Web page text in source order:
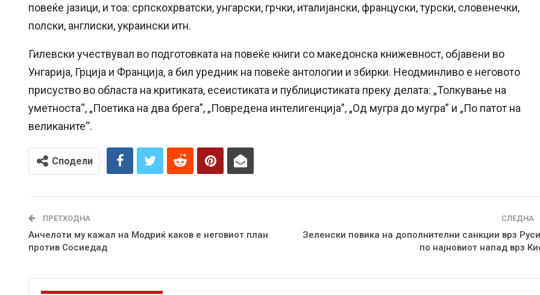
повеќе јазици, и тоа: српскохрватски, унгарски, грчки, италијански, француски, турски, словенечки,
полски, англиски, украински итн.
Гилевски учествувал во подготовката на повеќе книги со македонска книжевност, објавени во
Унгарија, Грција и Франција, а бил уредник на повеќе антологии и збирки. Неодминливо е неговото
присуство во областа на критиката, есеистиката и публицистиката преку делата: „Толкување на
уметноста“, „Поетика на два брега”, „Повредена интелигенција”, „Од мугра до мугра” и „По патот на
великаните“.
Сподели
ПРЕТХОДНА
Анчелоти му кажал на Модриќ каков е неговиот план
против Сосиедад
СЛЕДНА
Зеленски повика на дополнителни санкции врз
по најновиот напад врз